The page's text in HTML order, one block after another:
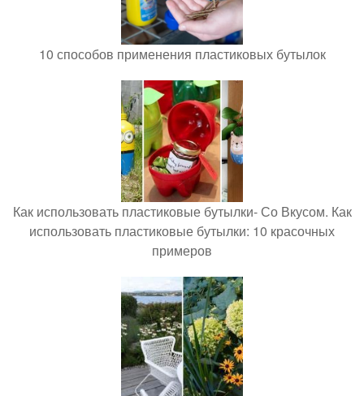
10 способов применения пластиковых бутылок
Как использовать пластиковые бутылки- Со Вкусом. Как
использовать пластиковые бутылки: 10 красочных
примеров